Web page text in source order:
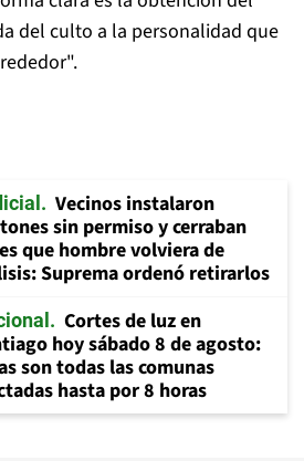
del culto a la personalidad que
Vecinos instalaron
sin permiso y cerraban
que hombre volviera de
Suprema ordenó retirarlos
Cortes de luz en
hoy sábado 8 de agosto:
son todas las comunas
hasta por 8 horas